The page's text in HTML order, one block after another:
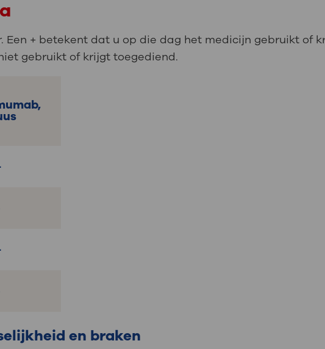
Een + betekent dat u op die dag het medicijn gebruikt of
gebruikt of krijgt toegediend.
en braken